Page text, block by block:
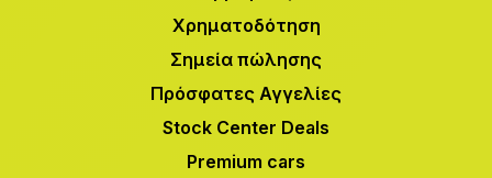
Χρηματοδότηση
Σημεία πώλησης
Πρόσφατες Αγγελίες
Stock Center Deals
Premium cars